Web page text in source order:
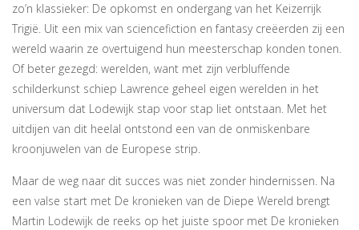
zo’n klassieker: De opkomst en ondergang van het Keizerrijk
Trigië. Uit een mix van sciencefiction en fantasy creëerden zij een
wereld waarin ze overtuigend hun meesterschap konden tonen.
Of beter gezegd: werelden, want met zijn verbluffende
schilderkunst schiep Lawrence geheel eigen werelden in het
universum dat Lodewijk stap voor stap liet ontstaan. Met het
uitdijen van dit heelal ontstond een van de onmiskenbare
kroonjuwelen van de Europese strip.
Maar de weg naar dit succes was niet zonder hindernissen. Na
een valse start met De kronieken van de Diepe Wereld brengt
Martin Lodewijk de reeks op het juiste spoor met De kronieken